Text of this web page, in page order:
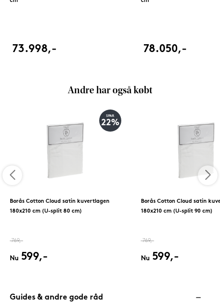
73.998,- 78.050,-
Andre har også købt
SPAR
22%
Borås Cotton Cloud satin kuvertlagen
180x210 cm (U-split 80 cm)
769,-
Nu 599,-
Borås Cotton Cloud satin
180x210 cm (U-split 90 cm)
769,-
Nu 599,-
Guides & andre gode råd